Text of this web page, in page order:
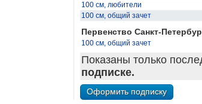
100 см, любители
100 см, общий зачет
Первенство Санкт-
100 см, общий зачет
Показаны только
подписке.